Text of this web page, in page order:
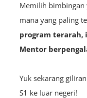
Memilih bimbingan
mana yang paling
program terarah,
Mentor
Yuk sekarang
S1 ke luar negeri!